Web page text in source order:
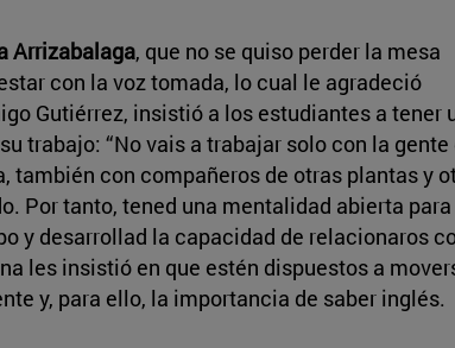
Arrizabalaga, que no se quiso perder la mesa
con la voz tomada, lo cual le agradeció
Gutiérrez, insistió a los estudiantes a tener
trabajo: “No vais a trabajar solo con la gente
también con compañeros de otras plantas y
Por tanto, tened una mentalidad abierta para
y desarrollad la capacidad de relacionaros
les insistió en que estén dispuestos a
y, para ello, la importancia de saber inglés.